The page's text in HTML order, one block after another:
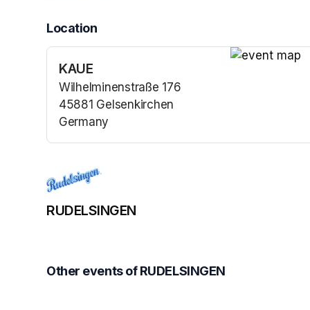
Location
KAUE
Wilhelminenstraße 176
45881 Gelsenkirchen
Germany
(opens in a new tab)
RUDELSINGEN
Other events of RUDELSINGEN